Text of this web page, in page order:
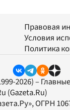
Правовая
Условия
Политика
2026) –
(Gazeta.Ru)
, ОГРН